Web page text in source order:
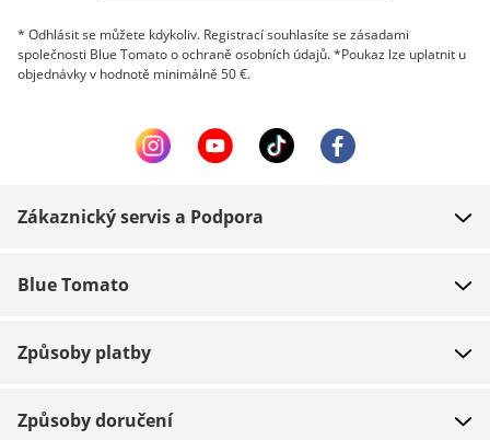
* Odhlásit se můžete kdykoliv. Registrací souhlasíte se zásadami
společnosti Blue Tomato o ochraně osobních údajů. *Poukaz lze uplatnit u
objednávky v hodnotě minimálně 50 €.
Zákaznický servis a Podpora
Platba
Navrácení zboží
Blue Tomato
Práce
Způsoby platby
Způsoby doručení